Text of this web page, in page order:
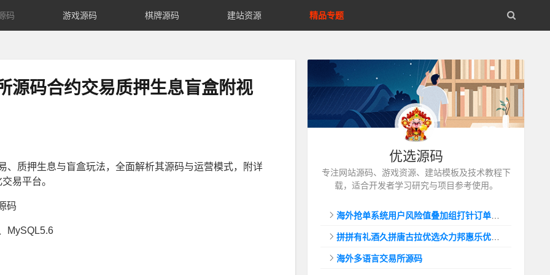
码 游戏源码 棋牌源码 建站资源 精品专题
码合约交易质押生息盲盒附视
、质押生息与盲盒玩法，全面解析其源码与运营模式，附详
易平台。
码
MySQL5.6
优选源码
专注网站源码、游戏资源、建站模板及技术教程下
载，适合开发者学习研究与项目参考使用。
海外抢单系统用户风险值叠加组打针订单自动匹配系统
拼拼有礼酒久拼唐古拉优选众力邦惠乐优选养猪拼购拼团返利系统
海外多语言交易所源码